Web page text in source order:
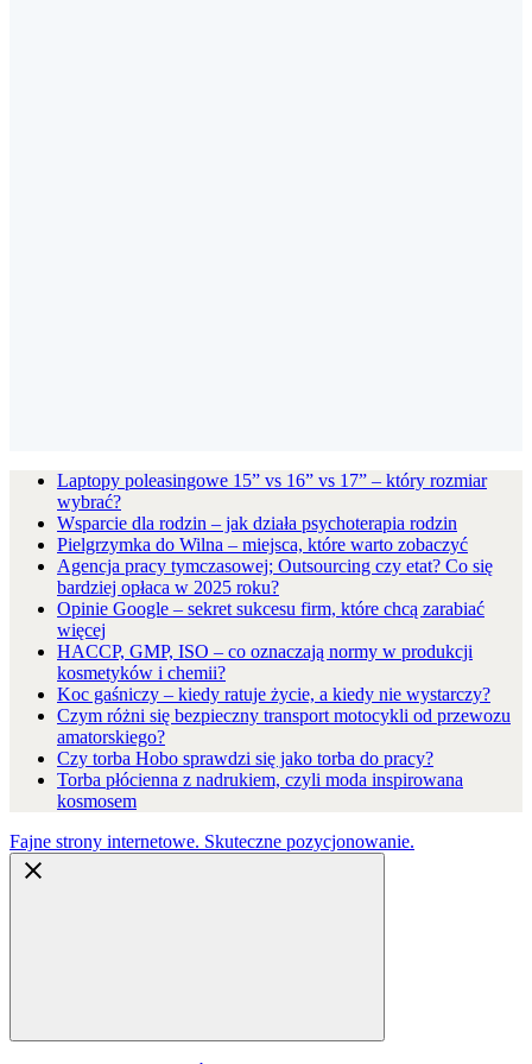
Laptopy poleasingowe 15” vs 16” vs 17” – który rozmiar
wybrać?
Wsparcie dla rodzin – jak działa psychoterapia rodzin
Pielgrzymka do Wilna – miejsca, które warto zobaczyć
Agencja pracy tymczasowej; Outsourcing czy etat? Co się
bardziej opłaca w 2025 roku?
Opinie Google – sekret sukcesu firm, które chcą zarabiać
więcej
HACCP, GMP, ISO – co oznaczają normy w produkcji
kosmetyków i chemii?
Koc gaśniczy – kiedy ratuje życie, a kiedy nie wystarczy?
Czym różni się bezpieczny transport motocykli od przewozu
amatorskiego?
Czy torba Hobo sprawdzi się jako torba do pracy?
Torba płócienna z nadrukiem, czyli moda inspirowana
kosmosem
Fajne strony internetowe. Skuteczne pozycjonowanie.